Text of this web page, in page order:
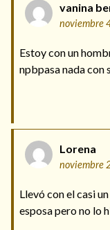
vanina
noviembre
Estoy con un
npbpasa nada con
Lorena
noviembre
Llevó con el casi
esposa pero no lo